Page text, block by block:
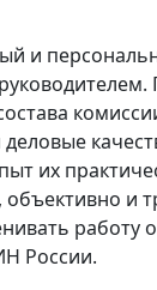
и
их
и
работу
России.